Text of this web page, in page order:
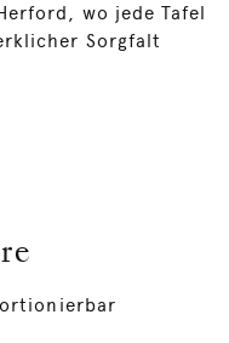
wo jede Tafel
Sorgfalt